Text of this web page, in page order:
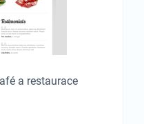
a restaurace